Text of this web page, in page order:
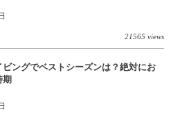
21565 views
ビングでベストシーズンは？絶対にお
期